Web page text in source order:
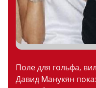
Поле для гольфа,
Давид Манукян